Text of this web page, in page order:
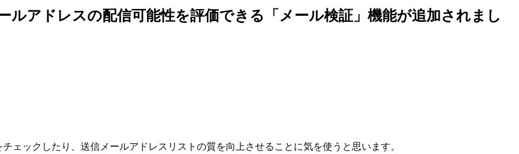
アドレスの配信可能性を評価できる「メール検証」機能が追加されまし
ックしたり、送信メールアドレスリストの質を向上させることに気を使うと思います。